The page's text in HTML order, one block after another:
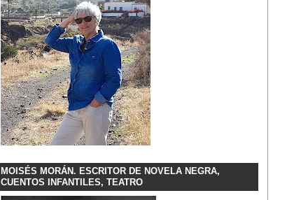
MOISÉS MORÁN. ESCRITOR DE NOVELA NEGRA,
CUENTOS INFANTILES, TEATRO